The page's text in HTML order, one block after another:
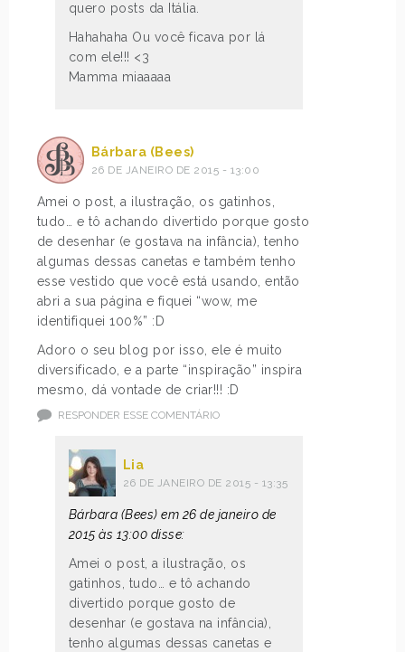
quero posts da Itália.
Hahahaha Ou você ficava por lá
com ele!!! <3
Mamma miaaaaa
Bárbara (Bees)
26 DE JANEIRO DE 2015 - 13:00
Amei o post, a ilustração, os gatinhos,
tudo… e tô achando divertido porque gosto
de desenhar (e gostava na infância), tenho
algumas dessas canetas e também tenho
esse vestido que você está usando, então
abri a sua página e fiquei “wow, me
identifiquei 100%” :D
Adoro o seu blog por isso, ele é muito
diversificado, e a parte “inspiração” inspira
mesmo, dá vontade de criar!!! :D
RESPONDER ESSE COMENTÁRIO
Lia
26 DE JANEIRO DE 2015 - 13:35
Bárbara (Bees) em 26 de janeiro de
2015 às 13:00 disse:
Amei o post, a ilustração, os
gatinhos, tudo… e tô achando
divertido porque gosto de
desenhar (e gostava na infância),
tenho algumas dessas canetas e